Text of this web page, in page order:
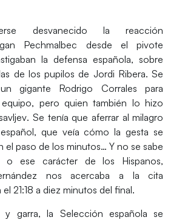
desvanecido la reacción
Pechmalbec desde el pivote
la defensa española, sobre
de los pupilos de Jordi Ribera. Se
gigante Rodrigo Corrales para
pero quien también lo hizo
. Se tenía que aferrar al milagro
que veía cómo la gesta se
el paso de los minutos… Y no se sabe
o ese carácter de los Hispanos,
nos acercaba a la cita
21:18 a diez minutos del final.
y garra, la Selección española se